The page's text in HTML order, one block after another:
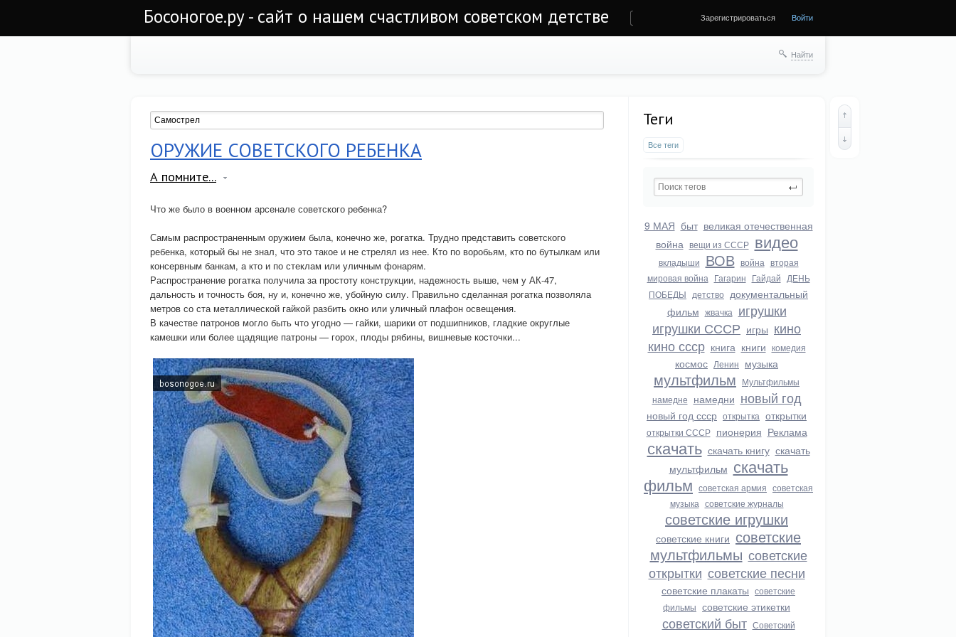
Босоногое.ру - сайт о нашем счастливом советском детстве Зарегистрироваться Войти
Найти
Теги
Все теги
9 МАЯ быт великая отечественная
война вещи из СССР видео
вкладыши ВОВ война вторая
мировая война Гагарин Гайдай ДЕНЬ
ПОБЕДЫ детство документальный
фильм жвачка игрушки
игрушки СССР игры кино
кино ссср книга книги комедия
космос Ленин музыка
мультфильм Мультфильмы
намедне намедни новый год
новый год ссср открытка открытки
открытки СССР пионерия Реклама
скачать скачать книгу скачать
мультфильм скачать
фильм советская армия советская
музыка советские журналы
советские игрушки
советские книги советские
мультфильмы советские
открытки советские песни
советские плакаты советские
фильмы советские этикетки
советский быт Советский
ОРУЖИЕ СОВЕТСКОГО РЕБЕНКА
А помните...
Что же было в военном арсенале советского ребенка?
Самым распространенным оружием была, конечно же, рогатка. Трудно представить советского
ребенка, который бы не знал, что это такое и не стрелял из нее. Кто по воробьям, кто по бутылкам или
консервным банкам, а кто и по стеклам или уличным фонарям.
Распространение рогатка получила за простоту конструкции, надежность выше, чем у АК-47,
дальность и точность боя, ну и, конечно же, убойную силу. Правильно сделанная рогатка позволяла
метров со ста металлической гайкой разбить окно или уличный плафон освещения.
В качестве патронов могло быть что угодно — гайки, шарики от подшипников, гладкие округлые
камешки или более щадящие патроны — горох, плоды рябины, вишневые косточки...